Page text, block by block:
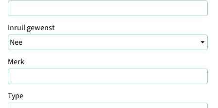
Inruil gewenst
Merk
Type